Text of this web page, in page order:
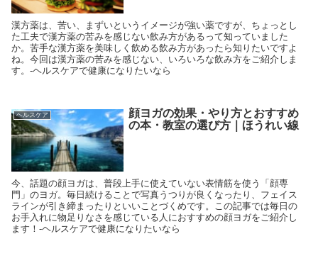
漢方薬は、苦い、まずいというイメージが強い薬ですが、ちょっとし
た工夫で漢方薬の苦みを感じない飲み方があるって知っていました
か。苦手な漢方薬を美味しく飲める飲み方があったら知りたいですよ
ね。今回は漢方薬の苦みを感じない、いろいろな飲み方をご紹介しま
す。-ヘルスケアで健康になりたいなら
ヘルスケア
顔ヨガの効果・やり方とおすすめ
の本・教室の選び方｜ほうれい線
今、話題の顔ヨガは、普段上手に使えていない表情筋を使う「顔専
門」のヨガ。毎日続けることで写真うつりが良くなったり、フェイス
ラインが引き締まったりといいことづくめです。この記事では毎日の
お手入れに物足りなさを感じている人におすすめの顔ヨガをご紹介し
ます！-ヘルスケアで健康になりたいなら